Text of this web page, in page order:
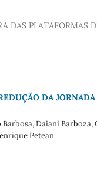
DAS PLATAFORMAS
DA
Daiani Barboza,
Petean